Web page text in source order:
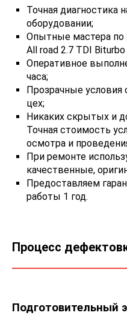
Точная диагностика
оборудовании;
Опытные мастера по
All road 2.7 TDI Biturbo
Оперативное
часа;
Прозрачные условия
цех;
Никаких скрытых и
Точная стоимость
осмотра и
При ремонте
качественные,
Предоставляем
работы 1 год.
Процесс
Подготовительный